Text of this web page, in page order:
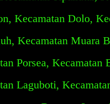
Kecamatan Dolo,
Kecamatan Muara
Porsea, Kecamatan
Laguboti,